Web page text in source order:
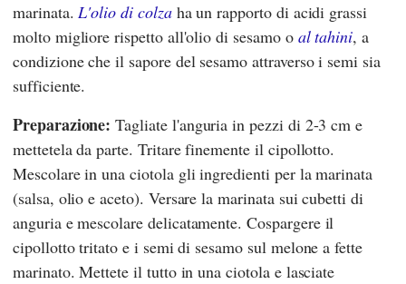
marinata.L'olio di colzaha un rapporto di acidi grassi
molto migliore rispetto all'olio di sesamo o al tahini, a
condizione che il sapore del sesamo attraverso i semi sia
sufficiente.
Preparazione: Tagliate l'anguria in pezzi di 2-3 cm e
mettetela da parte. Tritare finemente il cipollotto.
Mescolare in una ciotola gli ingredienti per la marinata
(salsa, olio e aceto). Versare la marinata sui cubetti di
anguria e mescolare delicatamente. Cospargere il
cipollotto tritato e i semi di sesamo sul melone a fette
marinato. Mettete il tutto in una ciotola e lasciate